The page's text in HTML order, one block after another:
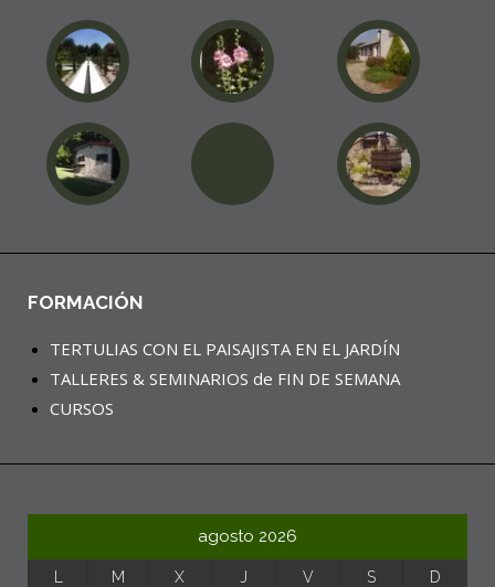
FORMACIÓN
TERTULIAS CON EL PAISAJISTA EN EL JARDÍN
TALLERES & SEMINARIOS de FIN DE SEMANA
CURSOS
agosto 2026
L M X J V S D